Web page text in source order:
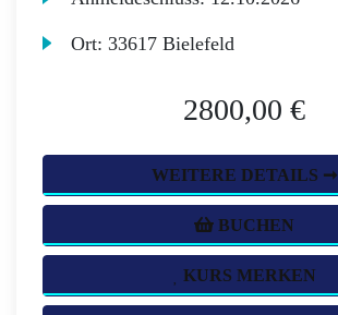
Ort:33617 Bielefeld
2800,00 €
WEITERE DETAILS ➞
BUCHEN
KURS MERKEN